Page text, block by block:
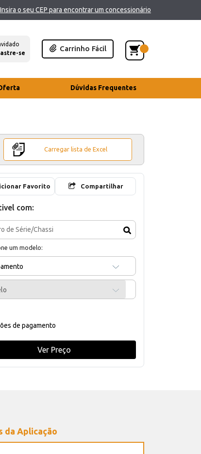
Insira o seu CEP para encontrar um concessionário
se
Carrinho Fácil
Dúvidas Frequentes
Carregar lista de Excel
Favorito Compartilhar
com:
um modelo:
de pagamento
Ver Preço
da Aplicação